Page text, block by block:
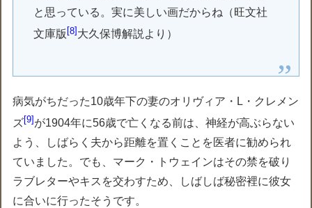
と思っている。実に美しい画だからね（旺文社
文庫版 8 大久保博解説より）
病気がちだった10歳年下の妻のオリヴィア・L・クレメン
ズ 9 が1904年に56歳で亡くなる前は、神経が高ぶらない
よう、しばらく夫から距離を置くことを医者に勧められ
ていました。でも、マーク・トウェインはその禁を破り
ラブレターやキスを交わすため、しばしば秘密裡に彼女
に合いに行ったそうです。